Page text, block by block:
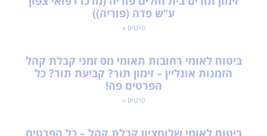
ע”ש פדה (פוריה))
פרטים »
ביטוח לאומי רחובות תאומי מס זמני קבלת קהל
הזמנות אונליין – זימון תור? קביעת תור? כל
הפרטים פה!
פרטים »
ביטוח לאומי שלומציון קבלת קהל – כל הפרטים